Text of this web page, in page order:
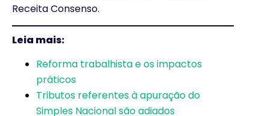
Receita Consenso.
Leia mais:
Reforma trabalhista e os impactos
práticos
Tributos referentes à apuração do
Simples Nacional são adiados